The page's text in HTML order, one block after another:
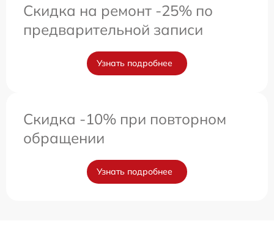
Скидка на ремонт -25% по
предварительной записи
Узнать подробнее
Скидка -10% при повторном
обращении
Узнать подробнее